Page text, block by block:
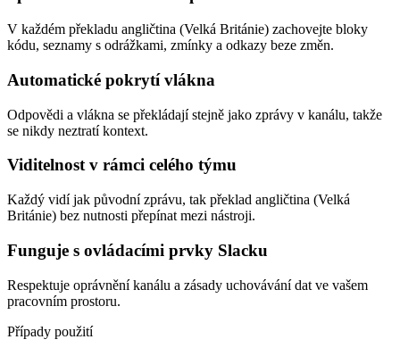
V každém překladu angličtina (Velká Británie) zachovejte bloky
kódu, seznamy s odrážkami, zmínky a odkazy beze změn.
Automatické pokrytí vlákna
Odpovědi a vlákna se překládají stejně jako zprávy v kanálu, takže
se nikdy neztratí kontext.
Viditelnost v rámci celého týmu
Každý vidí jak původní zprávu, tak překlad angličtina (Velká
Británie) bez nutnosti přepínat mezi nástroji.
Funguje s ovládacími prvky Slacku
Respektuje oprávnění kanálu a zásady uchovávání dat ve vašem
pracovním prostoru.
Případy použití